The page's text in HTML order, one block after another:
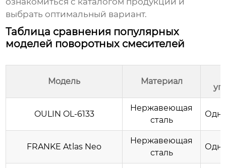
выбрать оптимальный вариант.
Таблица сравнения популярных
моделей поворотных смесителей
Модель Материал
OULIN OL-6133
Нержавеющая
сталь
FRANKE Atlas Neo
Нержавеющая
сталь